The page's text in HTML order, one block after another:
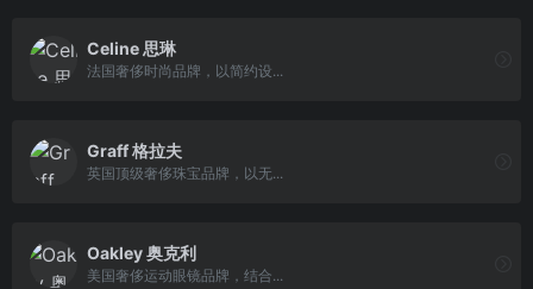
Celine 思琳
法国奢侈时尚品牌，以简约设...
Graff 格拉夫
英国顶级奢侈珠宝品牌，以无...
Oakley 奥克利
美国奢侈运动眼镜品牌，结合...